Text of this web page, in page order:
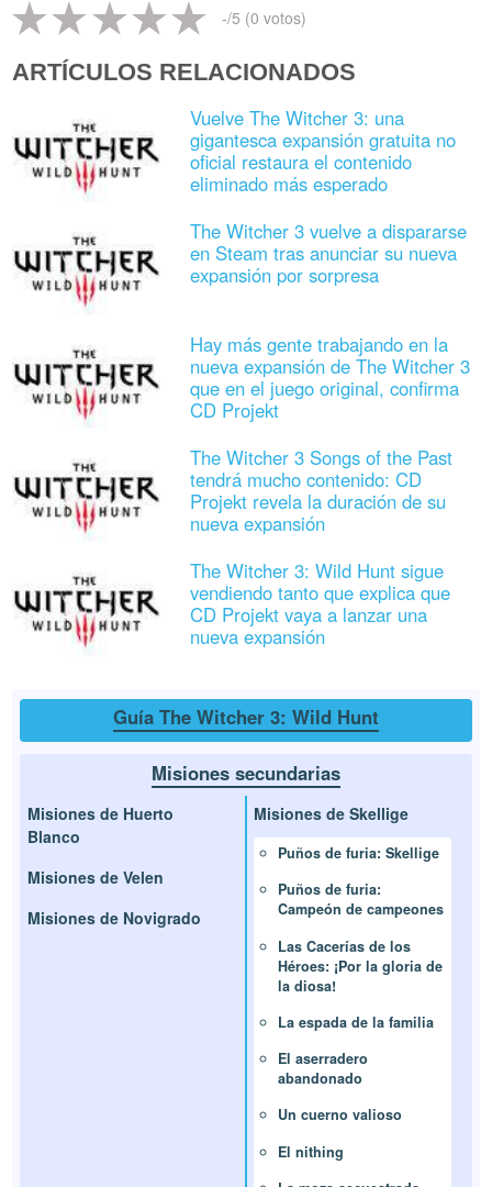
-/5 (0 votos)
ARTÍCULOS RELACIONADOS
Vuelve The Witcher 3: una
gigantesca expansión gratuita no
oficial restaura el contenido
eliminado más esperado
The Witcher 3 vuelve a dispararse
en Steam tras anunciar su nueva
expansión por sorpresa
Hay más gente trabajando en la
nueva expansión de The Witcher 3
que en el juego original, confirma
CD Projekt
The Witcher 3 Songs of the Past
tendrá mucho contenido: CD
Projekt revela la duración de su
nueva expansión
The Witcher 3: Wild Hunt sigue
vendiendo tanto que explica que
CD Projekt vaya a lanzar una
nueva expansión
Guía The Witcher 3: Wild Hunt
Misiones secundarias
Misiones de Huerto
Blanco
Misiones de Velen
Misiones de Novigrado
Misiones de Skellige
Puños de furia: Skellige
Puños de furia:
Campeón de campeones
Las Cacerías de los
Héroes: ¡Por la gloria de
la diosa!
La espada de la familia
El aserradero
abandonado
Un cuerno valioso
El nithing